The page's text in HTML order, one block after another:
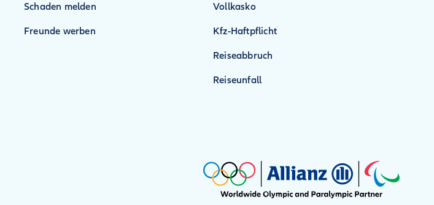
Schaden melden
Freunde werben
Vollkasko
Kfz-Haftpflicht
Reiseabbruch
Reiseunfall